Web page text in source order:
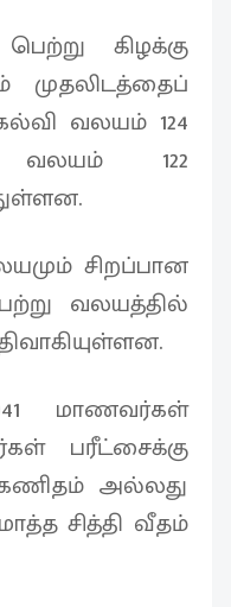
கிழக்கு
வலயம் 124
வலயம் 122
சிறப்பான
வலயத்தில்
மாணவர்கள்
பரீட்சைக்கு
அல்லது
சித்தி வீதம்